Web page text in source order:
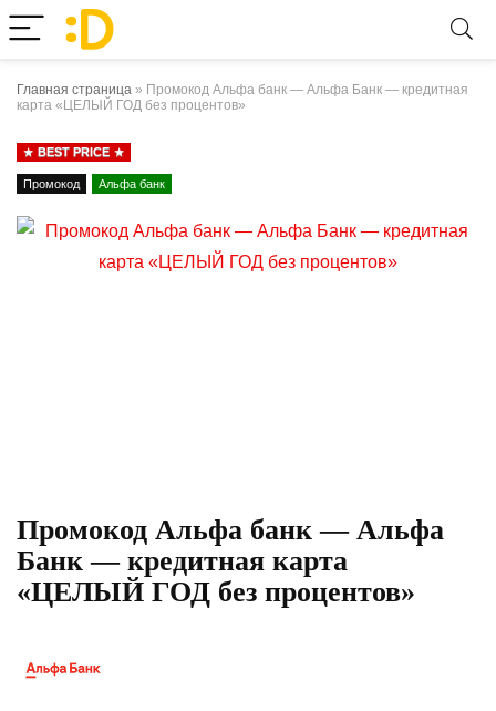
Главная страница » Промокод Альфа банк — Альфа Банк — кредитная
карта «ЦЕЛЫЙ ГОД без процентов»
BEST PRICE
Промокод Альфа банк
Промокод Альфа банк — Альфа
Банк — кредитная карта
«ЦЕЛЫЙ ГОД без процентов»